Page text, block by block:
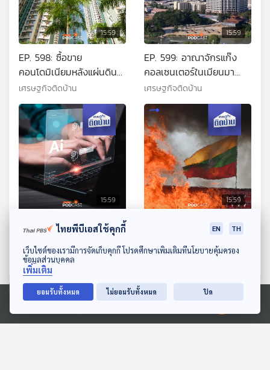
ดาวน์โหลด Thai PBS Podcast Application
Ⓒ 2020 องค์การกระจายเสียงและแพร่ภาพสาธารณะแห่งประเทศไทย
15:59
EP. 598: ซื้อขาย
คอนโดมิเนียมหลังแผ่นดิน
ไหว จำเป็นต้องรู้อะไรบ้าง
เศรษฐกิจติดบ้าน
15:59
EP. 599: อาณาจักรแก๊ง
คอลเซนเตอร์ในเมียนมา
เกิดขึ้นได้อย่างไร
เศรษฐกิจติดบ้าน
15:59
EP. 600: ใช้ AI ช่วยในงาน
ความไม่คล่องตัวได้จริงหรือ
เศรษฐกิจติดบ้าน
15:59
EP. 601: เมียนมาไม่สงบ
กระทบธุรกิจประเทศไทย
อย่างไร
เศรษฐกิจติดบ้าน
ไทยพีบีเอสใช้คุกกี้ EN TH
เว็บไซต์ของเรามีการจัดเก็บคุกกี้ โปรดศึกษาเพิ่มเติมที่นโยบายคุ้มครอง
ข้อมูลส่วนบุคคล
เพิ่มเติม
ยอมรับทั้งหมด ไม่ยอมรับทั้งหมด ปิด